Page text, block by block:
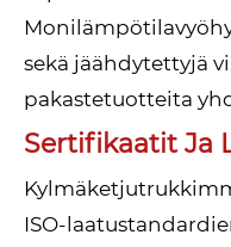
sekä jäähdytettyjä
pakastetuotteita
Sertifikaatit Ja
ISO-